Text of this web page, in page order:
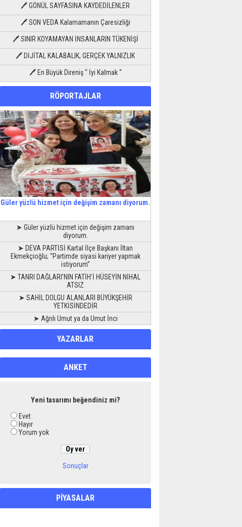
🖊 GÖNÜL SAYFASINA KAYDEDİLENLER
🖊 SON VEDA Kalamamanın Çaresizliği
🖊 SINIR KOYAMAYAN İNSANLARIN TÜKENİŞİ
🖊 DİJİTAL KALABALIK, GERÇEK YALNIZLIK
🖊 En Büyük Direniş “ İyi Kalmak “
RÖPORTAJLAR
Güler yüzlü hizmet için değişim zamanı diyorum.
➤ Güler yüzlü hizmet için değişim zamanı
diyorum.
➤ DEVA PARTİSİ Kartal İlçe Başkanı İltan
Ekmekçioğlu; “Partimde siyasi kariyer yapmak
istiyorum”
➤ TANRI DAĞLARI’NIN FATİH’İ HÜSEYİN NİHAL
ATSIZ
➤ SAHİL DOLGU ALANLARI BÜYÜKŞEHİR
YETKİSİNDEDİR
➤ Ağrılı Umut ya da Umut İnci
YAZARLAR
ANKET
Yeni tasarımı beğendiniz mi?
Evet
Hayır
Yorum yok
Sonuçlar
PİYASALAR